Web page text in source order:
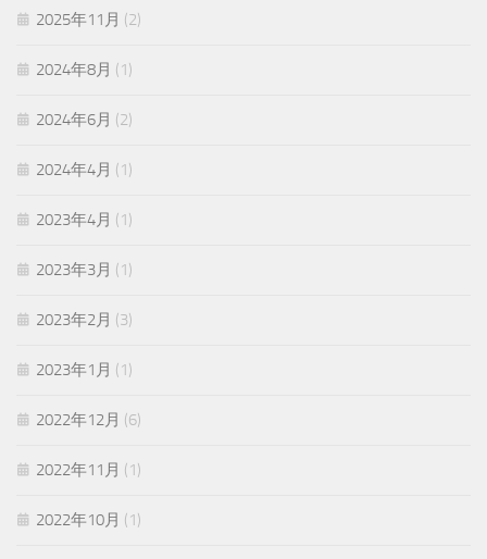
2025年11月 (2)
2024年8月 (1)
2024年6月 (2)
2024年4月 (1)
2023年4月 (1)
2023年3月 (1)
2023年2月 (3)
2023年1月 (1)
2022年12月 (6)
2022年11月 (1)
2022年10月 (1)